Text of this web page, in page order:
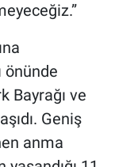
önünde
Bayrağı ve
Geniş
anma